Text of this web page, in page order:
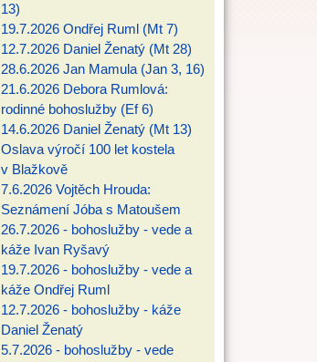
13)
19.7.2026 Ondřej Ruml (Mt 7)
12.7.2026 Daniel Ženatý (Mt 28)
28.6.2026 Jan Mamula (Jan 3, 16)
21.6.2026 Debora Rumlová:
rodinné bohoslužby (Ef 6)
14.6.2026 Daniel Ženatý (Mt 13)
Oslava výročí 100 let kostela
v Blažkově
7.6.2026 Vojtěch Hrouda:
Seznámení Jóba s Matoušem
26.7.2026 - bohoslužby - vede a
káže Ivan Ryšavý
19.7.2026 - bohoslužby - vede a
káže Ondřej Ruml
12.7.2026 - bohoslužby - káže
Daniel Ženatý
5.7.2026 - bohoslužby - vede